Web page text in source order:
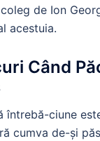
de Ion
acestuia.
Când
întrebă-ciune
cumva de-și